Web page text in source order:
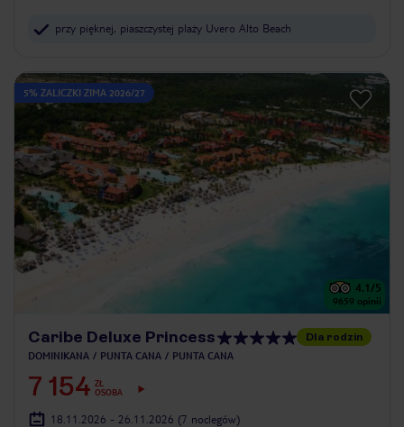
przy pięknej, piaszczystej plaży Uvero Alto Beach
5% ZALICZKI ZIMA 2026/27
4.1/5
9659 opinii
Caribe Deluxe Princess Dla rodzin
DOMINIKANA PUNTA CANA PUNTA CANA
7 154 ZŁ
OSOBA
18.11.2026 - 26.11.2026 (7 noclegów)